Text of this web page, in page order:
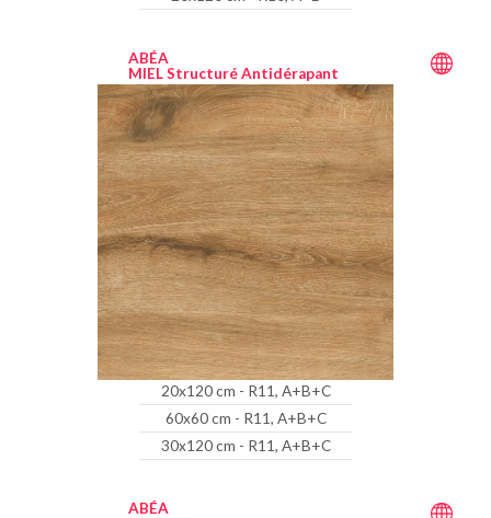
ABÉA
MIEL Structuré Antidérapant
20x120 cm - R11, A+B+C
60x60 cm - R11, A+B+C
30x120 cm - R11, A+B+C
ABÉA